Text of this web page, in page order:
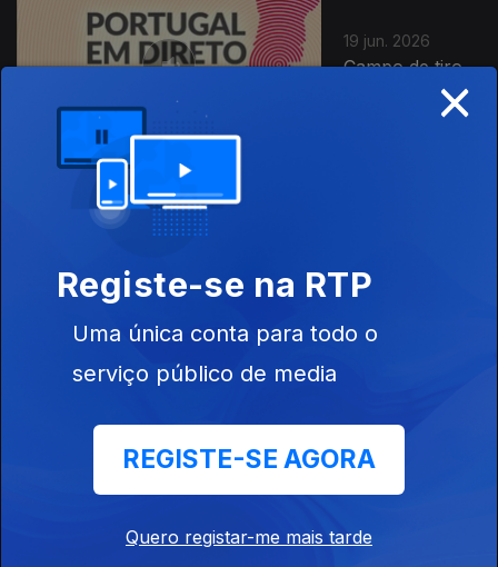
19 jun. 2026
Campo de tiro
de Alcochete
marca de
Portugal
Calçado
inovação
portuguesa em
×
Registe-se na RTP
Uma única conta para todo o
serviço público de media
REGISTE-SE AGORA
Quero registar-me mais tarde